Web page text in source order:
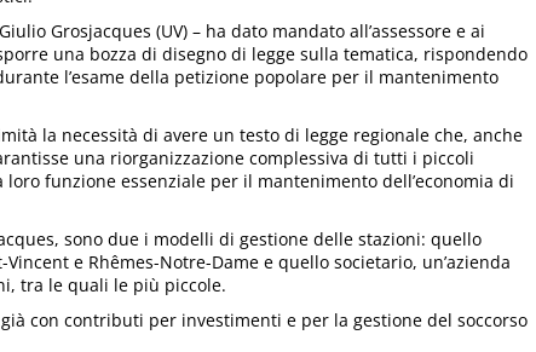
Grosjacques (UV) – ha dato mandato all’assessore e ai
una bozza di disegno di legge sulla tematica, rispondendo
l’esame della petizione popolare per il mantenimento
la necessità di avere un testo di legge regionale che, anche
una riorganizzazione complessiva di tutti i piccoli
funzione essenziale per il mantenimento dell’economia di
sono due i modelli di gestione delle stazioni: quello
e Rhêmes-Notre-Dame e quello societario, un’azienda
tra le quali le più piccole.
con contributi per investimenti e per la gestione del soccorso